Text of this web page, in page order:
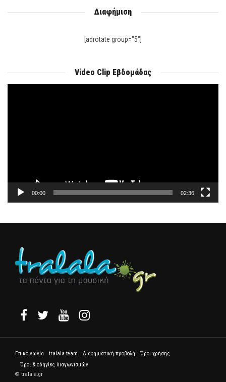
Διαφήμιση
[adrotate group="5"]
Video Clip Εβδομάδας
00:00 02:36
Επικοινωνία tralala team Διαφημιστική προβολή
Όροι χρήσης
Όροι & οδηγίες διαγωνισμών
© tralala.gr